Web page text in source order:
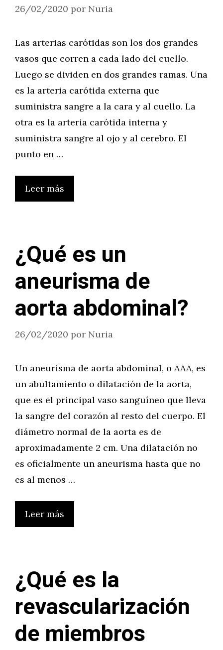
26/02/2020 por Nuria
Las arterias carótidas son los dos grandes
vasos que corren a cada lado del cuello.
Luego se dividen en dos grandes ramas. Una
es la arteria carótida externa que
suministra sangre a la cara y al cuello. La
otra es la arteria carótida interna y
suministra sangre al ojo y al cerebro. El
punto en …
Leer más
¿Qué es un
aneurisma de
aorta abdominal?
26/02/2020 por Nuria
Un aneurisma de aorta abdominal, o AAA, es
un abultamiento o dilatación de la aorta,
que es el principal vaso sanguíneo que lleva
la sangre del corazón al resto del cuerpo. El
diámetro normal de la aorta es de
aproximadamente 2 cm. Una dilatación no
es oficialmente un aneurisma hasta que no
es al menos …
Leer más
¿Qué es la
revascularización
de miembros